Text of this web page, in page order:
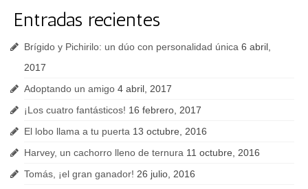
Entradas recientes
Brígido y Pichirilo: un dúo con personalidad única 6 abril,
2017
Adoptando un amigo 4 abril, 2017
¡Los cuatro fantásticos! 16 febrero, 2017
El lobo llama a tu puerta 13 octubre, 2016
Harvey, un cachorro lleno de ternura 11 octubre, 2016
Tomás, ¡el gran ganador! 26 julio, 2016